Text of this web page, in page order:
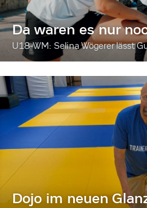
Da waren es nur
U18-WM: Selina Wögerer lässt
Dojo im neuen